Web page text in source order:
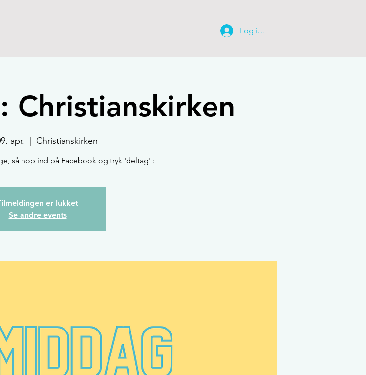
Log ind
Christianskirken
apr. Christianskirken
så hop ind på Facebook og tryk 'deltag' :
er lukket
Se andre events